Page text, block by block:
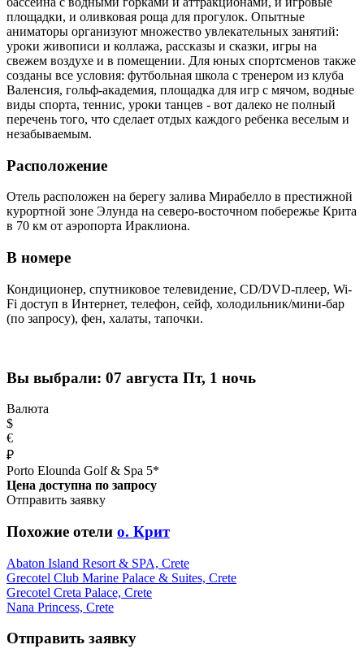
площадки, и оливковая роща для прогулок. Опытные
аниматоры организуют множество увлекательных занятий:
уроки живописи и коллажа, рассказы и сказки, игры на
свежем воздухе и в помещении. Для юных спортсменов также
созданы все условия: футбольная школа с тренером из клуба
Валенсия, гольф-академия, площадка для игр с мячом, водные
виды спорта, теннис, уроки танцев - вот далеко не полный
перечень того, что сделает отдых каждого ребенка веселым и
незабываемым.
Расположение
Отель расположен на берегу залива Мирабелло в престижной
курортной зоне Элунда на северо-восточном побережье Крита
в 70 км от аэропорта Ираклиона.
В номере
Кондиционер, cпутниковое телевидение, CD/DVD-плеер, Wi-
Fi доступ в Интернет, телефон, сейф, холодильник/мини-бар
(по запросу), фен, халаты, тапочки.
Вы выбрали: 07 августа Пт, 1 ночь
Валюта
$
€
₽
Porto Elounda Golf & Spa 5*
Цена доступна по запросу
Отправить заявку
Похожие отели о. Крит
Abaton Island Resort & SPA, Crete
Grecotel Club Marine Palace & Suites, Crete
Grecotel Creta Palace, Crete
Nana Princess, Crete
Отправить заявку